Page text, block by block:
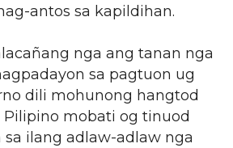
antos sa kapildihan.
nga ang tanan nga
sa pagtuon ug
dili mohunong hangtod
mobati og tinuod
ilang adlaw-adlaw nga